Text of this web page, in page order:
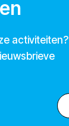
activiteiten?